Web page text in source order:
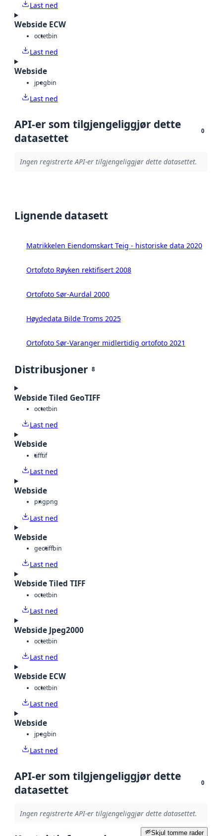
Last ned
Webside ECW
octetbin
Last ned
Webside
jpegbin
Last ned
API-er som tilgjengeliggjør dette
datasettet
0
Ingen registrerte API-er tilgjengeliggjør dette datasettet.
Lignende datasett
Matrikkelen Eiendomskart Teig - historiske data 2020
Ortofoto Røyken rektifisert 2008
Ortofoto Sør-Aurdal 2000
Høydedata Bilde Troms 2025
Ortofoto Sør-Varanger midlertidig ortofoto 2021
Distribusjoner 8
Webside Tiled GeoTIFF
octetbin
Last ned
Webside
tifftif
Last ned
Webside
pngpng
Last ned
Webside
geotiffbin
Last ned
Webside Tiled TIFF
octetbin
Last ned
Webside Jpeg2000
octetbin
Last ned
Webside ECW
octetbin
Last ned
Webside
jpegbin
Last ned
API-er som tilgjengeliggjør dette
datasettet
0
Ingen registrerte API-er tilgjengeliggjør dette datasettet.
Skjul tomme rader